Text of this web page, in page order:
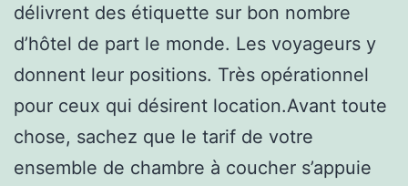
délivrent des étiquette sur bon nombre
d’hôtel de part le monde. Les voyageurs y
donnent leur positions. Très opérationnel
pour ceux qui désirent location.Avant toute
chose, sachez que le tarif de votre
ensemble de chambre à coucher s’appuie